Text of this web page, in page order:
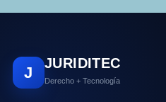
J
JURIDITEC
Derecho + Tecnología